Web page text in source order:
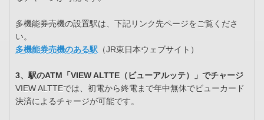
多機能券売機の設置駅は、下記リンク先ページをご覧くださ
い。
多機能券売機のある駅 （JR東日本ウェブサイト）
3、駅のATM「VIEW ALTTE（ビューアルッテ）」でチャージ
VIEW ALTTEでは、初電から終電まで年中無休でビューカード
決済によるチャージが可能です。